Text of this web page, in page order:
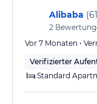
Parkgebühren
Hochsommer !
ist es
Alibaba (
2
Vor 7 Monaten •
Verifizierter
Standard